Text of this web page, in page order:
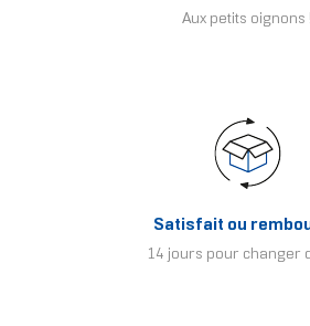
Aux petits oignons !
Satisfait ou
14 jours pour changer